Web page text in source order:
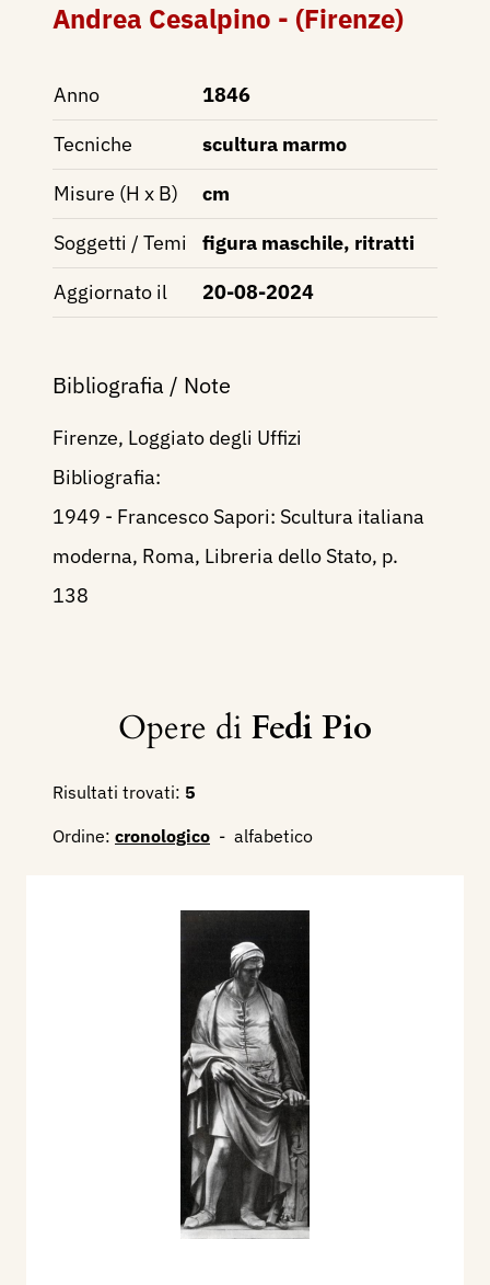
Andrea Cesalpino - (Firenze)
Anno
1846
Tecniche
scultura marmo
Misure (H x B)
cm
Soggetti / Temi
figura maschile, ritratti
Aggiornato il
20-08-2024
Bibliografia / Note
Firenze, Loggiato degli Uffizi
Bibliografia:
1949 - Francesco Sapori: Scultura italiana
moderna, Roma, Libreria dello Stato, p.
138
Opere di Fedi Pio
Risultati trovati: 5
Ordine: cronologico - alfabetico